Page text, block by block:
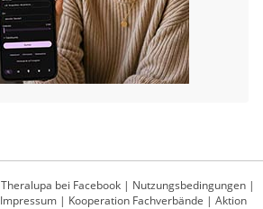
Theralupa bei Facebook | Nutzungsbedingungen |
Impressum| Kooperation Fachverbände | Aktion